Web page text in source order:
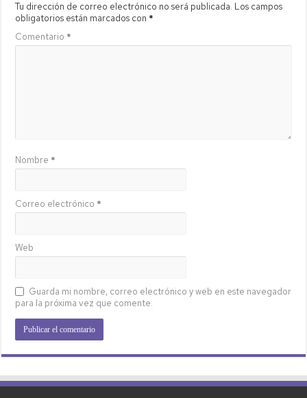
Tu dirección de correo electrónico no será publicada. Los campos
obligatorios están marcados con *
Comentario *
Nombre *
Correo electrónico *
Web
Guarda mi nombre, correo electrónico y web en este navegador
para la próxima vez que comente.